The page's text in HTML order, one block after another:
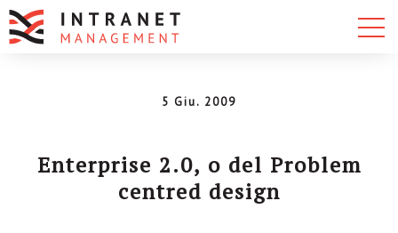
5 Giu. 2009
Enterprise 2.0, o del Problem
centred design